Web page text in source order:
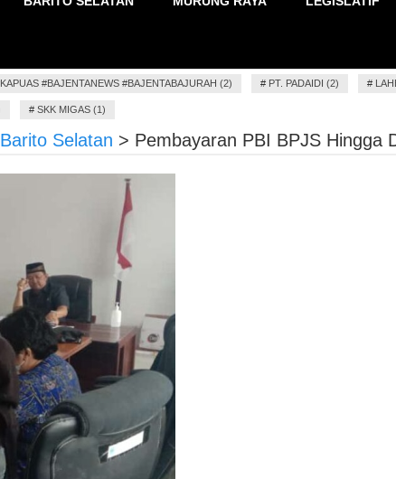
#BAJENTANEWS #BAJENTABAJURAH (2) # PT. PADAIDI (2) #
# SKK MIGAS (1)
Barito Selatan > Pembayaran PBI BPJS Hingga